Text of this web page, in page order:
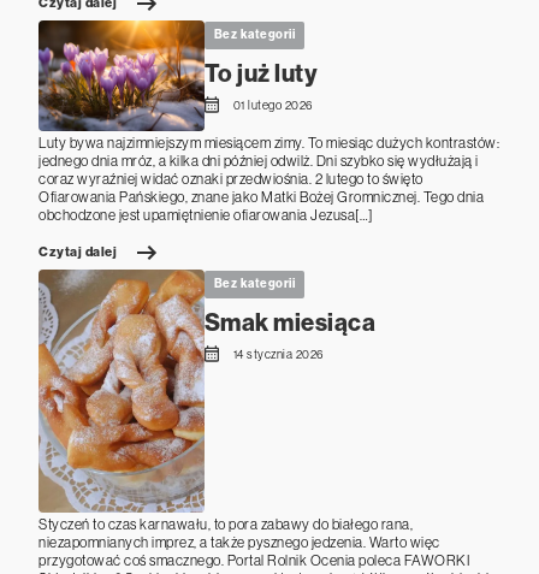
Bez kategorii
To już luty
01 lutego 2026
Luty bywa najzimniejszym miesiącem zimy. To miesiąc dużych kontrastów:
jednego dnia mróz, a kilka dni później odwilż. Dni szybko się wydłużają i
coraz wyraźniej widać oznaki przedwiośnia. 2 lutego to święto
Ofiarowania Pańskiego, znane jako Matki Bożej Gromnicznej. Tego dnia
obchodzone jest upamiętnienie ofiarowania Jezusa[…]
Czytaj dalej
Bez kategorii
Smak miesiąca
14 stycznia 2026
Styczeń to czas karnawału, to pora zabawy do białego rana,
niezapomnianych imprez, a także pysznego jedzenia. Warto więc
przygotować coś smacznego. Portal Rolnik Ocenia poleca FAWORKI